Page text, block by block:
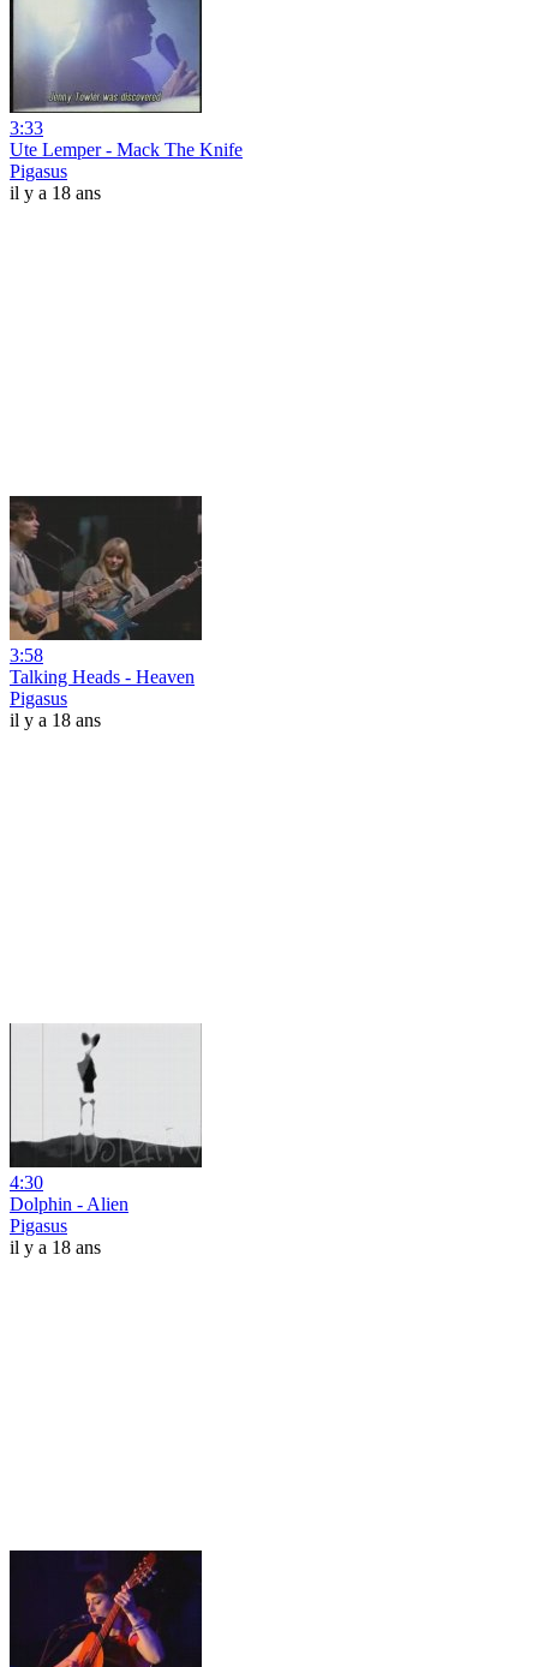
3:33
Ute Lemper - Mack The Knife
Pigasus
il y a 18 ans
3:58
Talking Heads - Heaven
Pigasus
il y a 18 ans
4:30
Dolphin - Alien
Pigasus
il y a 18 ans